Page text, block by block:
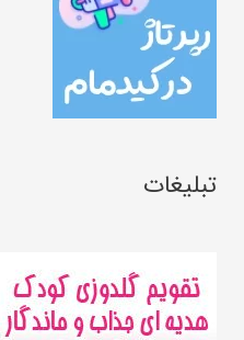
تبلیغات